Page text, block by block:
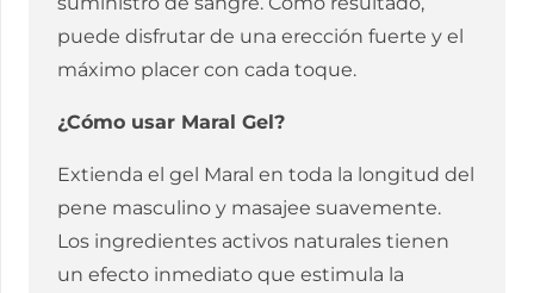
puede disfrutar de una erección fuerte y el
máximo placer con cada toque.
¿Cómo usar Maral Gel?
Extienda el gel Maral en toda la longitud del
pene masculino y masajee suavemente.
Los ingredientes activos naturales tienen
un efecto inmediato que estimula la